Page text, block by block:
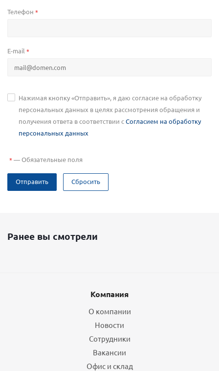
Телефон *
E-mail *
Нажимая кнопку «Отправить», я даю согласие на обработку
персональных данных в целях рассмотрения обращения и
получения ответа в соответствии сСогласием на обработку
персональных данных
*—Обязательные поля
Отправить Сбросить
Ранее вы смотрели
Компания
О компании
Новости
Сотрудники
Вакансии
Офис и склад